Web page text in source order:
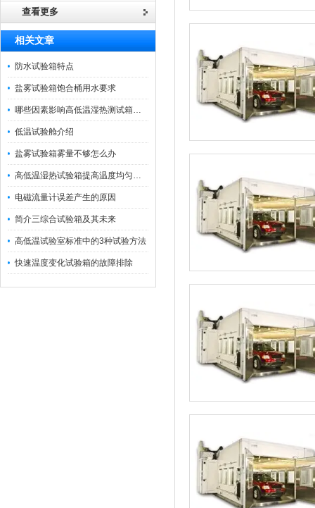
查看更多
相关文章
防水试验箱特点
盐雾试验箱饱合桶用水要求
哪些因素影响高低温湿热测试箱的温度
低温试验舱介绍
盐雾试验箱雾量不够怎么办
高低温湿热试验箱提高温度均匀度应作哪些改变
电磁流量计误差产生的原因
简介三综合试验箱及其未来
高低温试验室标准中的3种试验方法
快速温度变化试验箱的故障排除